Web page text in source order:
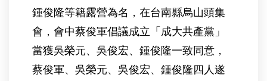
鍾俊隆等籍露營為名，在台南縣烏山頭集
會，會中蔡俊軍倡議成立「成大共產黨」
當獲吳榮元、吳俊宏、鍾俊隆一致同意，
蔡俊軍、吳榮元、吳俊宏、鍾俊隆四人遂